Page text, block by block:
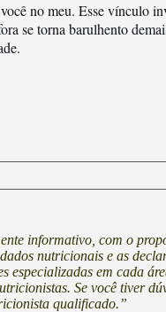
no meu. Esse vínculo
se torna barulhento
informativo, com o
nutricionais e as
especializadas em cada
Se você tiver
qualificado.”